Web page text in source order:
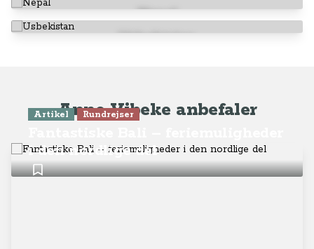
Nepal
Usbekistan
Anne-Vibeke anbefaler
Artikel Rundrejser
i den nordlige del